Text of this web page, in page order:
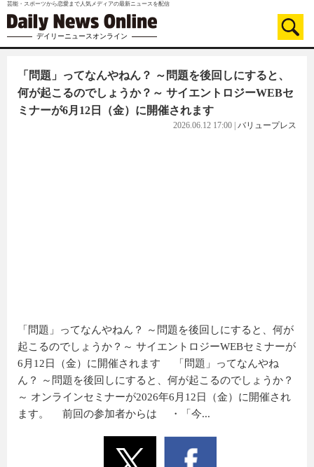
芸能・スポーツから恋愛まで人気メディアの最新ニュースを配信
デイリーニュースオンライン
「問題」ってなんやねん？ ～問題を後回しにすると、
何が起こるのでしょうか？～ サイエントロジーWEBセ
ミナーが6月12日（金）に開催されます
2026.06.12 17:00 バリュープレス
「問題」ってなんやねん？ ～問題を後回しにすると、何が
起こるのでしょうか？～ サイエントロジーWEBセミナーが
6月12日（金）に開催されます 「問題」ってなんやね
ん？ ～問題を後回しにすると、何が起こるのでしょうか？
～ オンラインセミナーが2026年6月12日（金）に開催され
ます。 前回の参加者からは ・「今...